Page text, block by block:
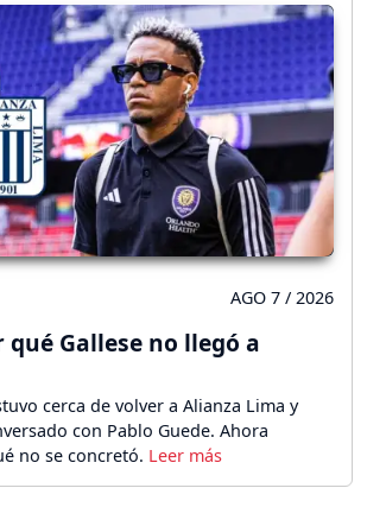
AGO 7 / 2026
qué Gallese no llegó a
cerca de volver a Alianza Lima y
con Pablo Guede. Ahora
no se concretó.